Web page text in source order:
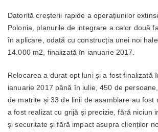
Datorită creșterii rapide a operațiunilor
Polonia, planurile de integrare a celor două
în aplicare, odată cu construcția unei noi
14.000 m2, finalizată în ianuarie 2017.
Relocarea a durat opt luni și a fost finalizată
ianuarie 2017 până în iulie, 450 de
de matrițe și 33 de linii de asamblare au fost
a fost realizat cu grijă și precizie, fără niciun
și securitate și fără impact asupra clienților